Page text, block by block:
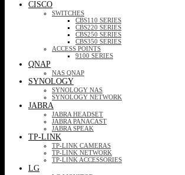
CISCO
SWITCHES
CBS110 SERIES
CBS220 SERIES
CBS250 SERIES
CBS350 SERIES
ACCESS POINTS
9100 SERIES
QNAP
NAS QNAP
SYNOLOGY
SYNOLOGY NAS
SYNOLOGY NETWORK
JABRA
JABRA HEADSET
JABRA PANACAST
JABRA SPEAK
TP-LINK
TP-LINK CAMERAS
TP-LINK NETWORK
TP-LINK ACCESSORIES
LG